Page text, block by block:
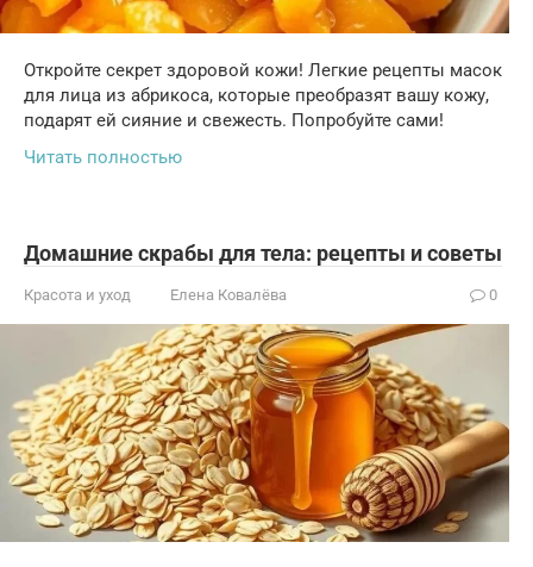
Откройте секрет здоровой кожи! Легкие рецепты масок
для лица из абрикоса, которые преобразят вашу кожу,
подарят ей сияние и свежесть. Попробуйте сами!
Читать полностью
Домашние скрабы для тела: рецепты и советы
Красота и уход Елена Ковалёва 0